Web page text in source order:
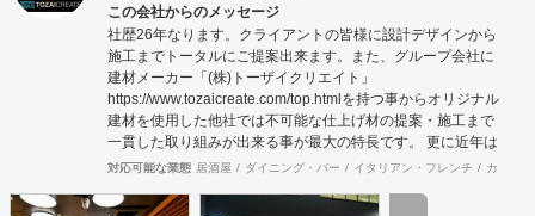
この会社からのメッセージ
社歴26年なります。クライアントの皆様に設計デザインから
施工までトータルにご提案出来ます。また、グループ会社に
建材メーカー「(株)トーザイクリエイト」
https://www.tozaicreate.com/top.htmlを持つ事からオリジナル
建材を使用した他社では不可能な仕上げ材の提案・施工まで
一貫した取り組みが出来る事が最大の特長です。 更に近年は
環境対策をテーマにした機能建材等の開発を進めており他社
用した人や環境に負荷のかからないROHASな建材を提供し
対応可能な業態 居酒屋 ダイニング・バー イタリアン・フレンチ カフェ